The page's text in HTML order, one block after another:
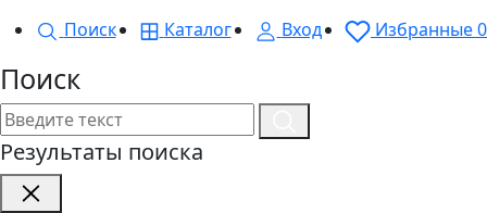
Поиск
Каталог Вход Избранные0
Поиск
Результаты поиска